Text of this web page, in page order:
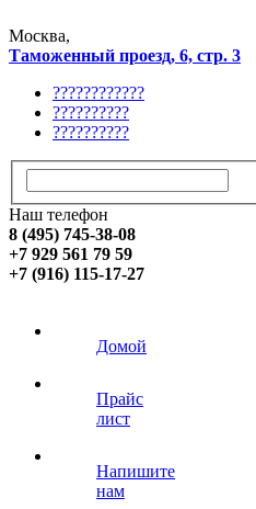
Москва,
Таможенный проезд, 6, стр. 3
????????????
??????????
??????????
Наш телефон
8 (495) 745-38-08
+7 929 561 79 59
+7 (916) 115-17-27
Домой
Прайс
лист
Напишите
нам